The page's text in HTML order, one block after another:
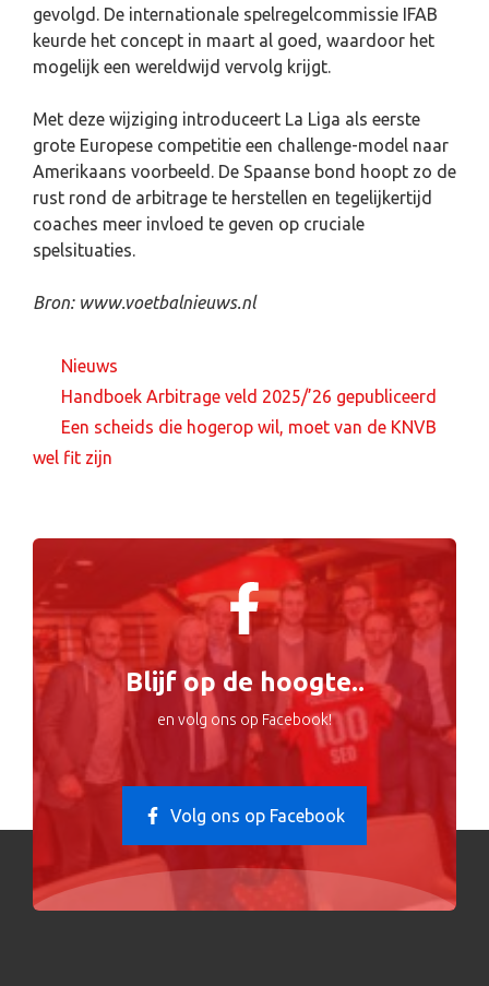
gevolgd. De internationale spelregelcommissie IFAB
keurde het concept in maart al goed, waardoor het
mogelijk een wereldwijd vervolg krijgt.
Met deze wijziging introduceert La Liga als eerste
grote Europese competitie een challenge-model naar
Amerikaans voorbeeld. De Spaanse bond hoopt zo de
rust rond de arbitrage te herstellen en tegelijkertijd
coaches meer invloed te geven op cruciale
spelsituaties.
Bron: www.voetbalnieuws.nl
Nieuws
Handboek Arbitrage veld 2025/’26 gepubliceerd
Een scheids die hogerop wil, moet van de KNVB
wel fit zijn
Blijf op de hoogte..
en volg ons op Facebook!
Volg ons op Facebook